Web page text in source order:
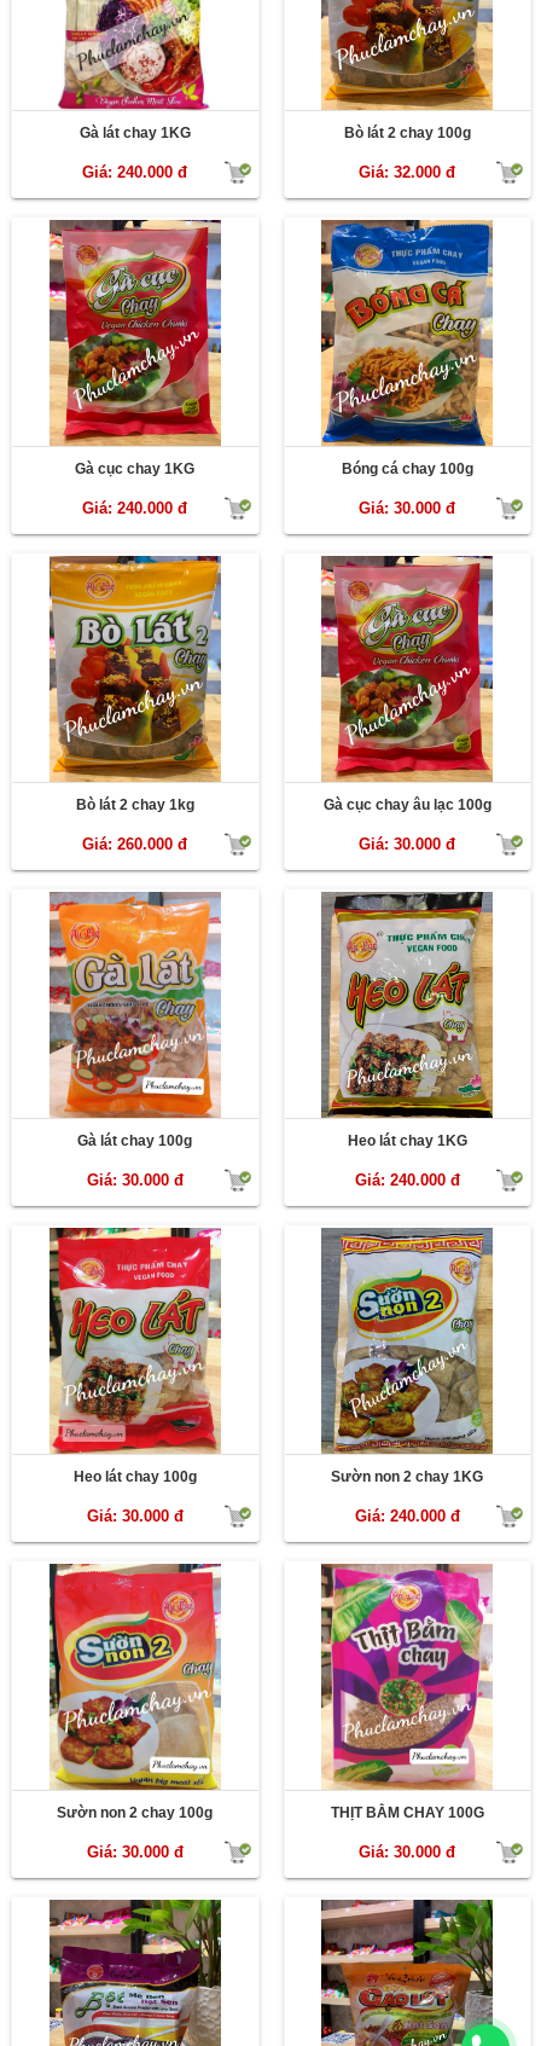
Gà lát chay 1KG
Giá: 240.000 đ
Bò lát 2 chay 100g
Giá: 32.000 đ
Gà cục chay 1KG
Giá: 240.000 đ
Bóng cá chay 100g
Giá: 30.000 đ
Bò lát 2 chay 1kg
Giá: 260.000 đ
Gà cục chay âu lạc 100g
Giá: 30.000 đ
Gà lát chay 100g
Giá: 30.000 đ
Heo lát chay 1KG
Giá: 240.000 đ
Heo lát chay 100g
Giá: 30.000 đ
Sườn non 2 chay 1KG
Giá: 240.000 đ
Sườn non 2 chay 100g
Giá: 30.000 đ
THỊT BẰM CHAY 100G
Giá: 30.000 đ